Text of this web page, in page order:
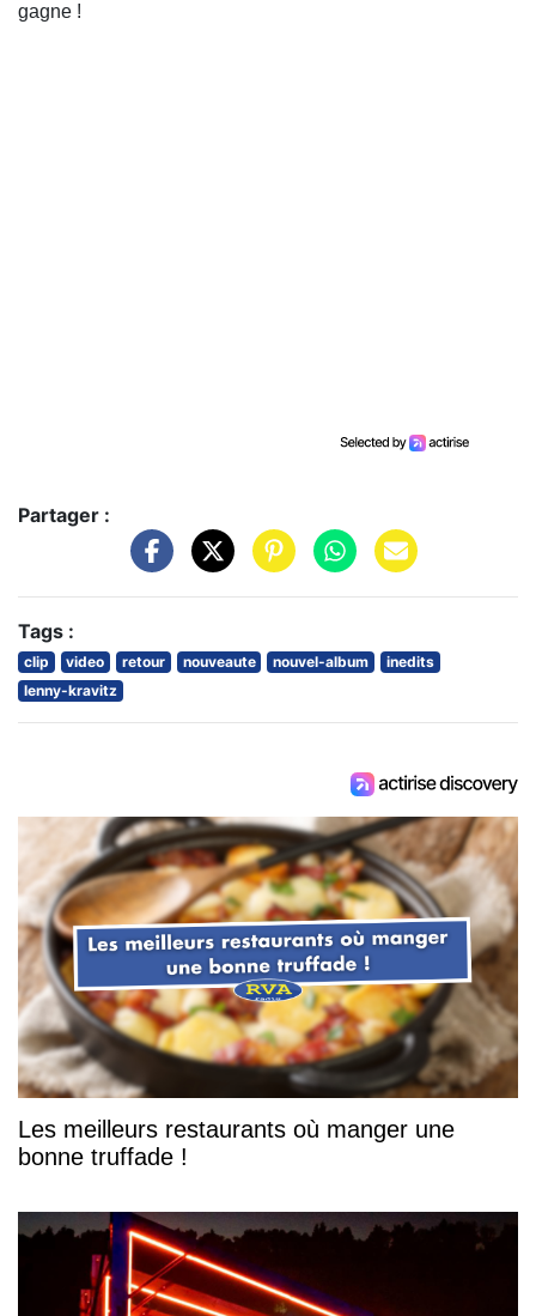
gagne !
Partager :
Tags :
clip video retour nouveaute nouvel-album
inedits
lenny-kravitz
Les meilleurs restaurants où manger une
bonne truffade !